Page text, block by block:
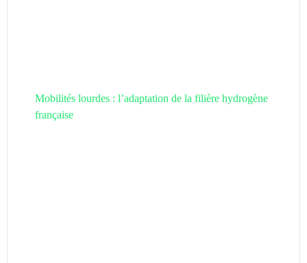
Mobilités lourdes : l’adaptation de la filière hydrogène
française